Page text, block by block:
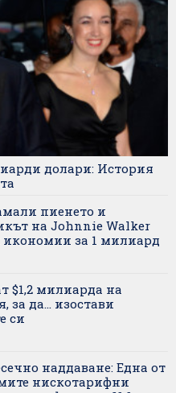
долари: История
пиенето и
на Johnnie Walker
за 1 милиард
$1,2 милиарда на
за да... изостави
си
наддаване: Една от
нискотарифни